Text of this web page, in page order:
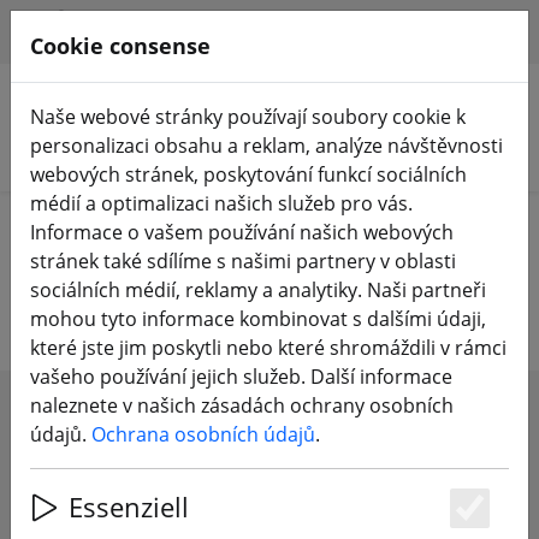
Hledat produkty
Home Vrtule 5palcová vrtule
5palcová vrtule
SHOW FILTERS
Cookie consense
Naše webové stránky používají soubory cookie k
personalizaci obsahu a reklam, analýze návštěvnosti
webových stránek, poskytování funkcí sociálních
médií a optimalizaci našich služeb pro vás.
Informace o vašem používání našich webových
stránek také sdílíme s našimi partnery v oblasti
sociálních médií, reklamy a analytiky. Naši partneři
mohou tyto informace kombinovat s dalšími údaji,
které jste jim poskytli nebo které shromáždili v rámci
vašeho používání jejich služeb. Další informace
naleznete v našich zásadách ochrany osobních
údajů. Ochrana osobních údajů.
Essenziell